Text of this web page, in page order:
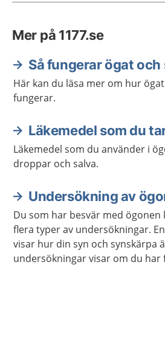
Mer på 1177.se
Så fungerar ögat och
Här kan du läsa mer om hur
fungerar.
Läkemedel som du
Läkemedel som du använder i
droppar och salva.
Undersökning av
Du som har besvär med ögonen
flera typer av undersökningar.
visar hur din syn och synskärpa
undersökningar visar om du